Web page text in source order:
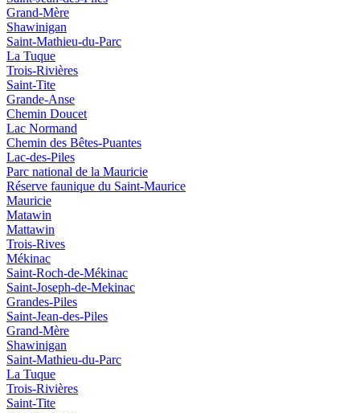
Grand-Mère
Shawinigan
Saint-Mathieu-du-Parc
La Tuque
Trois-Rivières
Saint-Tite
Grande-Anse
Chemin Doucet
Lac Normand
Chemin des Bêtes-Puantes
Lac-des-Piles
Parc national de la Mauricie
Réserve faunique du Saint‑Maurice
Mauricie
Matawin
Mattawin
Trois-Rives
Mékinac
Saint-Roch-de-Mékinac
Saint-Joseph-de-Mekinac
Grandes-Piles
Saint-Jean-des-Piles
Grand-Mère
Shawinigan
Saint-Mathieu-du-Parc
La Tuque
Trois-Rivières
Saint-Tite